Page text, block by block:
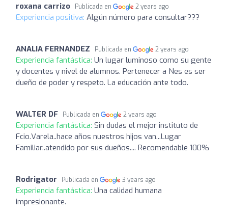
roxana carrizo Publicada en 2 years ago
Experiencia positiva: Algún número para consultar???
ANALIA FERNANDEZ Publicada en 2 years ago
Experiencia fantástica: Un lugar luminoso como su gente
y docentes y nivel de alumnos. Pertenecer a Nes es ser
dueño de poder y respeto. La educación ante todo.
WALTER DF Publicada en 2 years ago
Experiencia fantástica: Sin dudas el mejor instituto de
Fcio.Varela..hace años nuestros hijos van...Lugar
Familiar..atendido por sus dueños.... Recomendable 100%
Rodrigator Publicada en 3 years ago
Experiencia fantástica: Una calidad humana
impresionante.